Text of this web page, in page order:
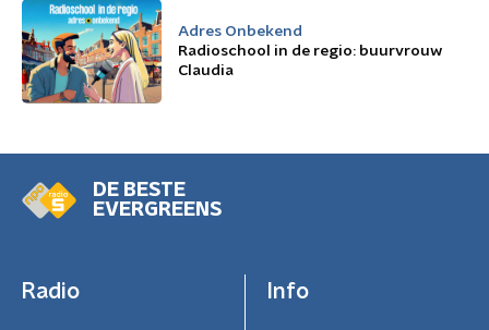
Adres Onbekend
Radioschool in de regio: buurvrouw
Claudia
DE BESTE
EVERGREENS
Radio Info